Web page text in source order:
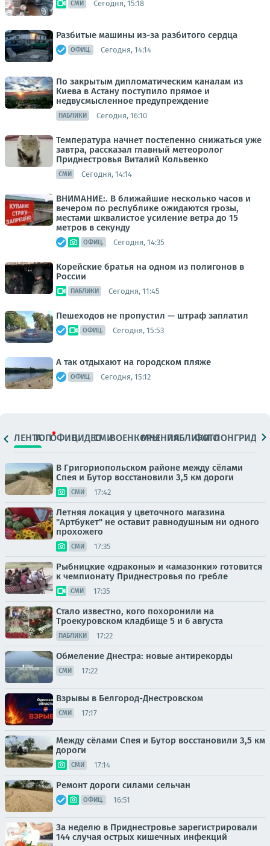
СМИ Сегодня, 15:18
Разбитые машины из-за разбитого сердца
ОФИЦ. Сегодня, 14:14
По закрытым дипломатическим каналам из
Киева в Астану поступило прямое и
недвусмысленное предупреждение
ПАБЛИКИ Сегодня, 16:10
Температура начнет постепенно снижаться уже
завтра, рассказал главный метеоролог
Приднестровья Виталий Кольвенко
СМИ Сегодня, 14:14
ВНИМАНИЕ:. В ближайшие несколько часов и
вечером по республике ожидаются грозы,
местами шквалистое усиление ветра до 15
метров в секунду
ОФИЦ. Сегодня, 14:35
Корейские братья на одном из полигонов в
России
ПАБЛИКИ Сегодня, 11:45
Пешеходов не пропустил — штраф заплатил
ОФИЦ. Сегодня, 15:53
А так отдыхают на городском пляже
ОФИЦ. Сегодня, 15:12
ЛЕНТАТОПОФИЦ.ВИДЕОСМИВОЕНКОРЫМНЕНИЯПАБЛИКИ
ФОТОЛОНГРИДЫ
В Григориопольском районе между сёлами
Спея и Бутор восстановили 3,5 км дороги
СМИ 17:42
Летняя локация у цветочного магазина
"Артбукет" не оставит равнодушным ни одного
прохожего
СМИ 17:35
Рыбницкие «драконы» и «амазонки» готовится
к чемпионату Приднестровья по гребле
СМИ 17:35
Стало известно, кого похоронили на
Троекуровском кладбище 5 и 6 августа
ПАБЛИКИ 17:22
Обмеление Днестра: новые антирекорды
СМИ 17:22
Взрывы в Белгород-Днестровском
СМИ 17:17
Между сёлами Спея и Бутор восстановили 3,5 км
дороги
СМИ 17:14
Ремонт дороги силами сельчан
ОФИЦ. 16:51
За неделю в Приднестровье зарегистрировали
144 случая острых кишечных инфекций